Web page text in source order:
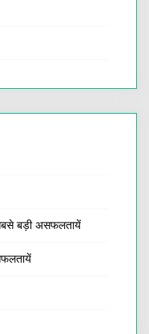
बड़ी असफलतायें